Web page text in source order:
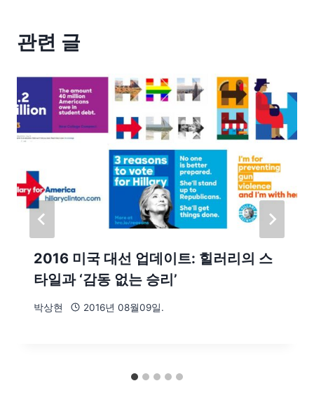
관련 글
2016 미국 대선 업데이트: 힐러리의 스
타일과 ‘감동 없는 승리’
박상현 2016년 08월09일.